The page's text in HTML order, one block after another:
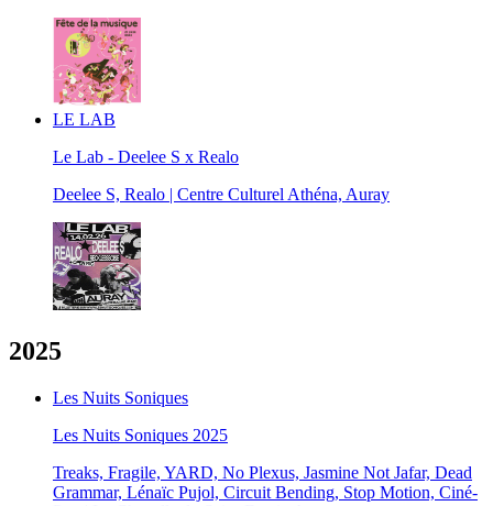
LE LAB
Le Lab - Deelee S x Realo
Deelee S, Realo | Centre Culturel Athéna, Auray
2025
Les Nuits Soniques
Les Nuits Soniques 2025
Treaks, Fragile, YARD, No Plexus, Jasmine Not Jafar, Dead
Grammar, Lénaïc Pujol, Circuit Bending, Stop Motion, Ciné-